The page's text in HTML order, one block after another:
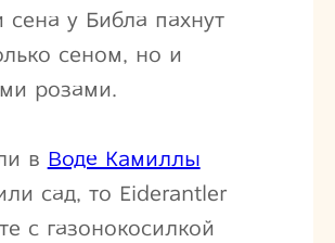
сена у Библа пахнут
сеном, но и
розами.
в Воде Камиллы
сад, то Eiderantler
с газонокосилкой